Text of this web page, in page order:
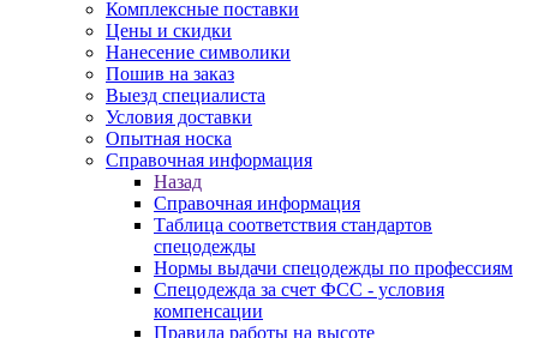
Комплексные поставки
Цены и скидки
Нанесение символики
Пошив на заказ
Выезд специалиста
Условия доставки
Опытная носка
Справочная информация
Назад
Справочная информация
Таблица соответствия стандартов
спецодежды
Нормы выдачи спецодежды по профессиям
Спецодежда за счет ФСС - условия
компенсации
Правила работы на высоте